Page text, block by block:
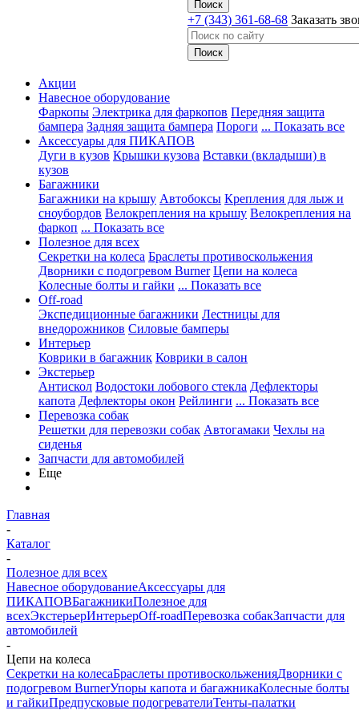
+7 (343) 361-68-68 Заказать
Акции
Навесное оборудование
Фаркопы Электрика для фаркопов Передняя защита
бампера Задняя защита бампера Пороги ... Показать все
Аксессуары для ПИКАПОВ
Дуги в кузов Крышки кузова Вставки (вкладыши) в
кузов
Багажники
Багажники на крышу Автобоксы Крепления для лыж и
сноубордов Велокрепления на крышу Велокрепления на
фаркоп ... Показать все
Полезное для всех
Секретки на колеса Браслеты противоскольжения
Дворники с подогревом Burner Цепи на колеса
Колесные болты и гайки ... Показать все
Off-road
Экспедиционные багажники Лестницы для
внедорожников Силовые бамперы
Интерьер
Коврики в багажник Коврики в салон
Экстерьер
Антискол Водостоки лобового стекла Дефлекторы
капота Дефлекторы окон Рейлинги ... Показать все
Перевозка собак
Решетки для перевозки собак Автогамаки Чехлы на
сиденья
Запчасти для автомобилей
Еще
Главная
-
Каталог
-
Полезное для всех
Навесное оборудованиеАксессуары для
ПИКАПОВБагажникиПолезное для
всехЭкстерьерИнтерьерOff-roadПеревозка собакЗапчасти для
автомобилей
-
Цепи на колеса
Секретки на колесаБраслеты противоскольженияДворники с
подогревом BurnerУпоры капота и багажникаКолесные болты
и гайкиПредпусковые подогревателиТенты-палатки